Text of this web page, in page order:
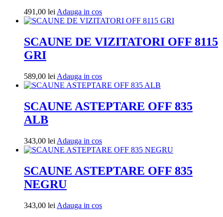
491,00 lei Adauga in cosAdauga
in
SCAUNE DE VIZITATORI OFF 8115
GRI
589,00 lei Adauga in cosAdauga
in
SCAUNE ASTEPTARE OFF 835
ALB
343,00 lei Adauga in cosAdauga
in
SCAUNE ASTEPTARE OFF 835
NEGRU
343,00 lei Adauga in cosAdauga